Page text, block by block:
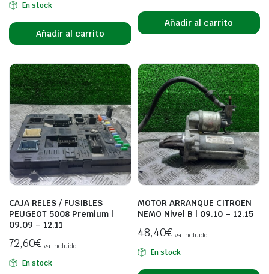
En stock
Añadir al carrito
Añadir al carrito
CAJA RELES / FUSIBLES
PEUGEOT 5008 Premium |
09.09 – 12.11
72,60€Iva incluido
En stock
MOTOR ARRANQUE CITROEN
NEMO Nivel B | 09.10 – 12.15
48,40€Iva incluido
En stock